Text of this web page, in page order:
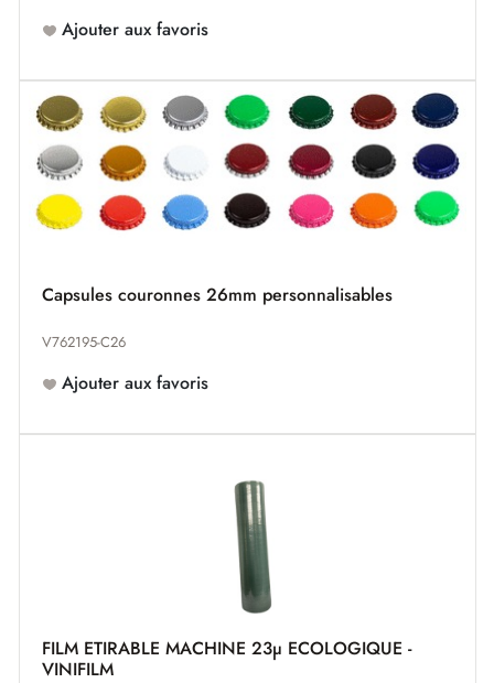
Ajouter aux favoris
Capsules couronnes 26mm personnalisables
V762195-C26
Ajouter aux favoris
FILM ETIRABLE MACHINE 23µ ECOLOGIQUE -
VINIFILM